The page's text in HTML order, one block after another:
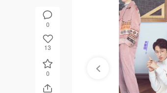
0
13
0